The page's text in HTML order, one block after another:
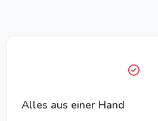
Alles aus einer Hand